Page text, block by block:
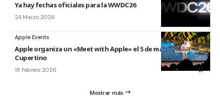
Ya hay fechas oficiales para la WWDC26
24 Marzo 2026
Apple Events
Apple organiza un «Meet with Apple» el 5 de marzo en
Cupertino
18 Febrero 2026
Mostrar más